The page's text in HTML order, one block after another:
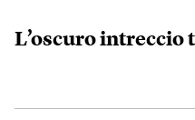
L’oscuro intreccio